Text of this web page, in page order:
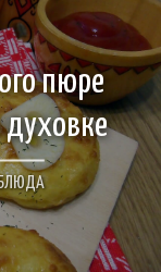
пюре
БЛЮДА